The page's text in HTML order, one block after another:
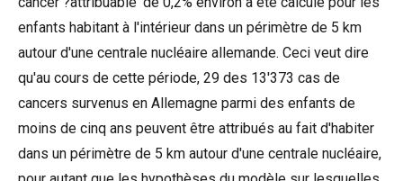
enfants habitant à l'intérieur dans un périmètre de 5 km
autour d'une centrale nucléaire allemande. Ceci veut dire
qu'au cours de cette période, 29 des 13'373 cas de
cancers survenus en Allemagne parmi des enfants de
moins de cinq ans peuvent être attribués au fait d'habiter
dans un périmètre de 5 km autour d'une centrale nucléaire,